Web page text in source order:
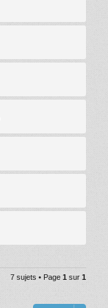
7 sujets • Page 1 sur 1